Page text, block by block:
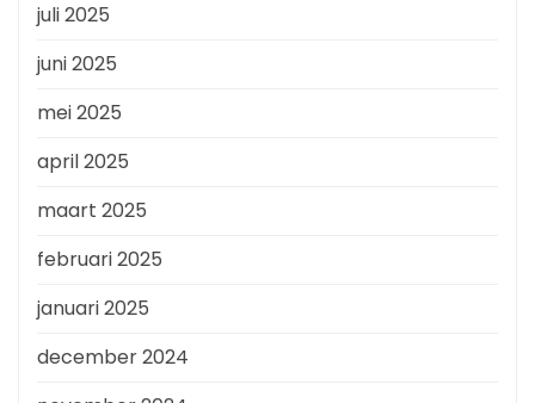
juli 2025
juni 2025
mei 2025
april 2025
maart 2025
februari 2025
januari 2025
december 2024